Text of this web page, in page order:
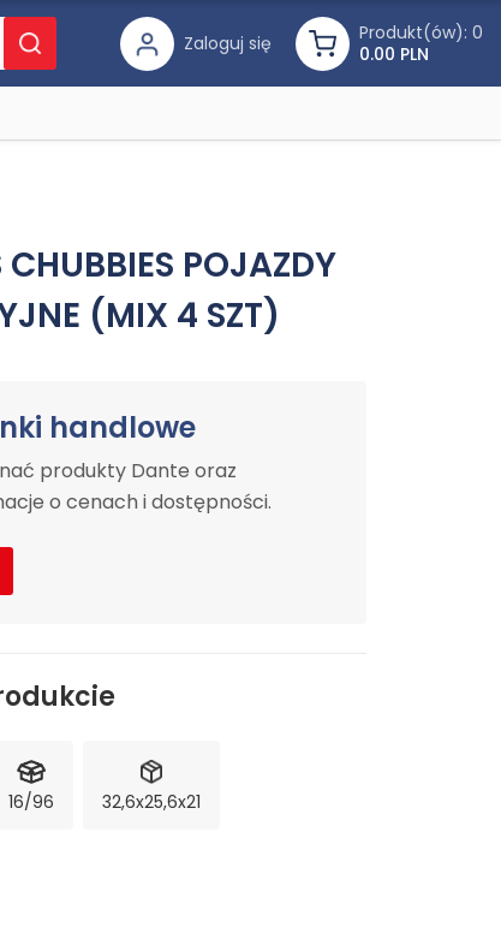
Produkt(ów): 0
0.00 PLN
Zaloguj się
POJAZDY
(MIX 4 SZT)
handlowe
produkty Dante oraz
o cenach i dostępności.
16/96 32,6x25,6x21